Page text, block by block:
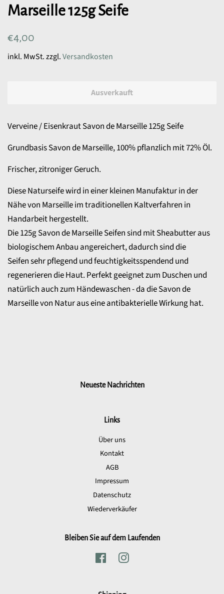
Marseille 125g Seife
Normaler
€4,00
inkl. MwSt. zzgl.Versandkosten
Ausverkauft
Verveine / Eisenkraut Savon de Marseille 125g Seife
Grundbasis Savon de Marseille, 100% pflanzlich mit 72% Öl.
Frischer, zitroniger Geruch.
Diese Naturseife wird in einer kleinen Manufaktur in der
Nähe von Marseille im traditionellen Kaltverfahren in
Handarbeit hergestellt.
Die 125g Savon de Marseille Seifen sind mit Sheabutter aus
biologischem Anbau angereichert, dadurch sind die
Seifen sehr pflegend und feuchtigkeitsspendend und
regenerieren die Haut. Perfekt geeignet zum Duschen und
natürlich auch zum Händewaschen - da die Savon de
Marseille von Natur aus eine antibakterielle Wirkung hat.
Neueste Nachrichten
Links
Über uns
Kontakt
AGB
Impressum
Datenschutz
Wiederverkäufer
Bleiben Sie auf dem Laufenden
Facebook